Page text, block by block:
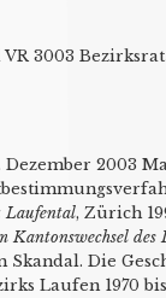
VR 3003
Dezember 2003
Laufental, Zürich
Kantonswechsel
Die
Laufen 1970